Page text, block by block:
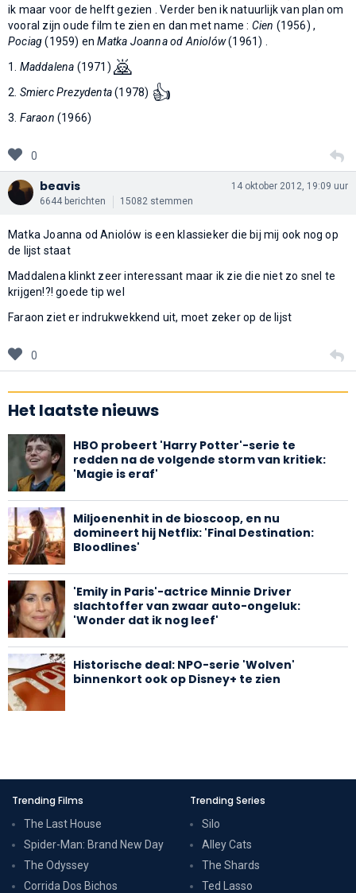
ik maar voor de helft gezien . Verder ben ik natuurlijk van plan om
vooral zijn oude film te zien en dan met name : Cien (1956) ,
Pociag(1959) enMatka Joanna od Aniolów(1961) .
1. Maddalena (1971) 🙇
2. Smierc Prezydenta(1978) 👍
3. Faraon (1966)
0
beavis
6644 berichten 15082 stemmen
14 oktober 2012, 19:09 uur
Matka Joanna od Aniolów is een klassieker die bij mij ook nog op
de lijst staat
Maddalena klinkt zeer interessant maar ik zie die niet zo snel te
krijgen!?! goede tip wel
Faraon ziet er indrukwekkend uit, moet zeker op de lijst
0
Het laatste nieuws
HBO probeert 'Harry Potter'-serie te
redden na de volgende storm van kritiek:
'Magie is eraf'
Miljoenenhit in de bioscoop, en nu
domineert hij Netflix: 'Final Destination:
Bloodlines'
'Emily in Paris'-actrice Minnie Driver
slachtoffer van zwaar auto-ongeluk:
'Wonder dat ik nog leef'
Historische deal: NPO-serie 'Wolven'
binnenkort ook op Disney+ te zien
Trending Films
The Last House
Spider-Man: Brand New Day
The Odyssey
Corrida Dos Bichos
Trending Series
Silo
Alley Cats
The Shards
Ted Lasso